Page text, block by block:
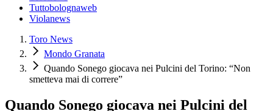
Tuttobolognaweb
Violanews
Toro News
Mondo Granata
Quando Sonego giocava nei Pulcini del Torino: “Non
smetteva mai di correre”
Quando Sonego giocava nei Pulcini del